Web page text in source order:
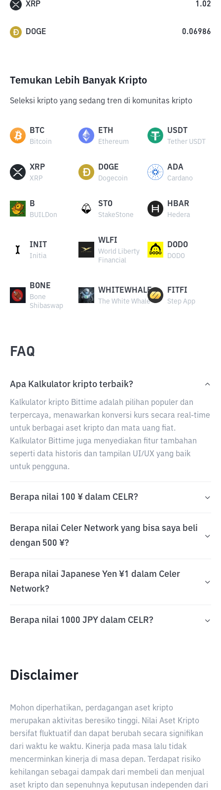
XRP 1.02
DOGE 0.06986
Temukan Lebih Banyak Kripto
Seleksi kripto yang sedang tren di komunitas kripto
BTC
Bitcoin
ETH
Ethereum
USDT
Tether USDT
XRP
XRP
DOGE
Dogecoin
ADA
Cardano
B
BUILDon
STO
StakeStone
HBAR
Hedera
INIT
Initia
WLFI
World Liberty
Financial
DODO
DODO
BONE
Bone
Shibaswap
WHITEWHALE
The White Whale
FITFI
Step App
FAQ
Apa Kalkulator kripto terbaik?
Kalkulator kripto Bittime adalah pilihan populer dan
terpercaya, menawarkan konversi kurs secara real-time
untuk berbagai aset kripto dan mata uang fiat.
Kalkulator Bittime juga menyediakan fitur tambahan
seperti data historis dan tampilan UI/UX yang baik
untuk pengguna.
Berapa nilai 100 ¥ dalam CELR?
Berapa nilai Celer Network yang bisa saya beli
dengan 500 ¥?
Berapa nilai Japanese Yen ¥1 dalam Celer
Network?
Berapa nilai 1000 JPY dalam CELR?
Disclaimer
Mohon diperhatikan, perdagangan aset kripto
merupakan aktivitas beresiko tinggi. Nilai Aset Kripto
bersifat fluktuatif dan dapat berubah secara signifikan
dari waktu ke waktu. Kinerja pada masa lalu tidak
mencerminkan kinerja di masa depan. Terdapat risiko
kehilangan sebagai dampak dari membeli dan menjual
aset kripto dan sepenuhnya keputusan independen dari